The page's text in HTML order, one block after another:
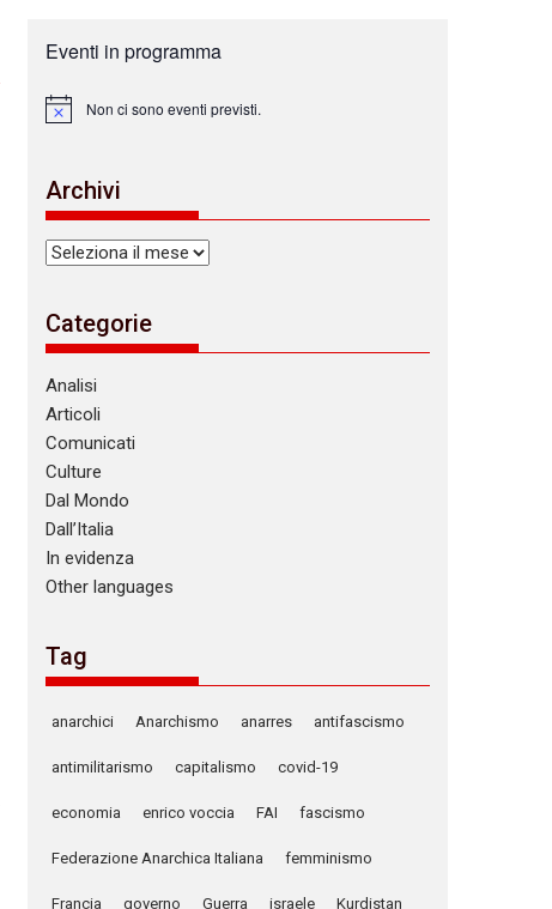
Eventi in programma
N
c
e
Non ci sono eventi previsti.
Archivi
Archivi
Categorie
Analisi
Articoli
Comunicati
Culture
Dal Mondo
Dall’Italia
In evidenza
Other languages
Tag
anarchici Anarchismo anarres antifascismo
antimilitarismo capitalismo covid-19
economia enrico voccia FAI fascismo
Federazione Anarchica Italiana femminismo
Francia governo Guerra israele Kurdistan